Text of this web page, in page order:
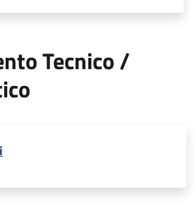
Tecnico /